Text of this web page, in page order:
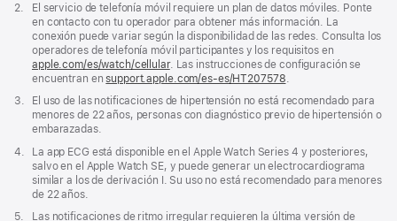
Nota
página
2.
El servicio de telefonía móvil requiere un plan de datos móviles. Ponte
en contacto con tu operador para obtener más información. La
conexión puede variar según la disponibilidad de las redes. Consulta los
operadores de telefonía móvil participantes y los requisitos en
apple.com/es/watch/cellular. Las instrucciones de configuración se
encuentran ensupport.apple.com/es-es/HT207578
en
una
nueva)
Nota
página
3.
El uso de las notificaciones de hipertensión no está recomendado para
menores de 22 años, personas con diagnóstico previo de hipertensión o
embarazadas.
Nota
4.
La app ECG está disponible en el Apple Watch Series 4 y posteriores,
salvo en el Apple Watch SE, y puede generar un electrocardiograma
similar a los de derivación I. Su uso no está recomendado para menores
de 22 años.
Nota
5.
Las notificaciones de ritmo irregular requieren la última versión de